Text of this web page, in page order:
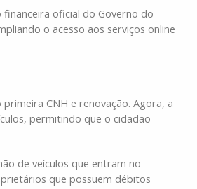
oficial do Governo do
o acesso aos serviços online
CNH e renovação. Agora, a
permitindo que o cidadão
de veículos que entram no
que possuem débitos